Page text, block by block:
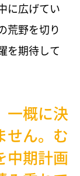
に広げてい
荒野を切り
を期待して
一概に決
ん。 む
中期計画